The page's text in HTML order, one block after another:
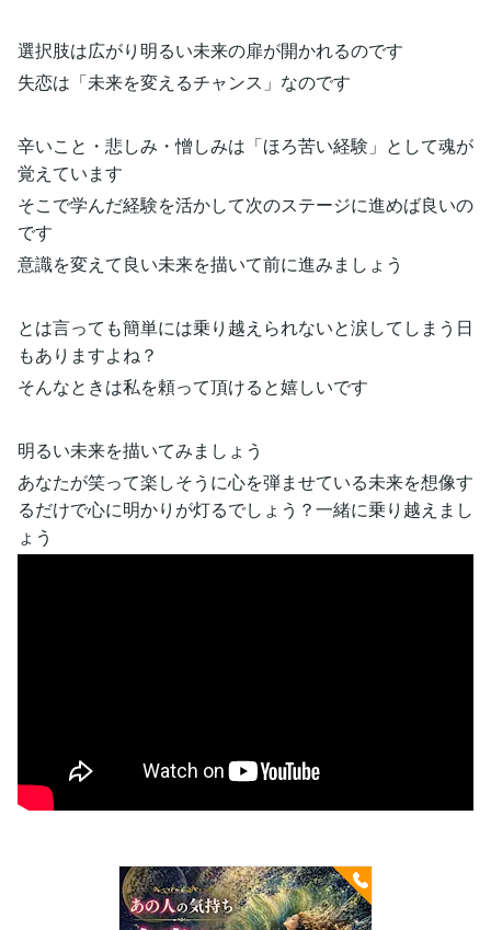
選択肢は広がり明るい未来の扉が開かれるのです
失恋は「未来を変えるチャンス」なのです
辛いこと・悲しみ・憎しみは「ほろ苦い経験」として魂が
覚えています
そこで学んだ経験を活かして次のステージに進めば良いの
です
意識を変えて良い未来を描いて前に進みましょう
とは言っても簡単には乗り越えられないと涙してしまう日
もありますよね？
そんなときは私を頼って頂けると嬉しいです
明るい未来を描いてみましょう
あなたが笑って楽しそうに心を弾ませている未来を想像す
るだけで心に明かりが灯るでしょう？一緒に乗り越えまし
ょう